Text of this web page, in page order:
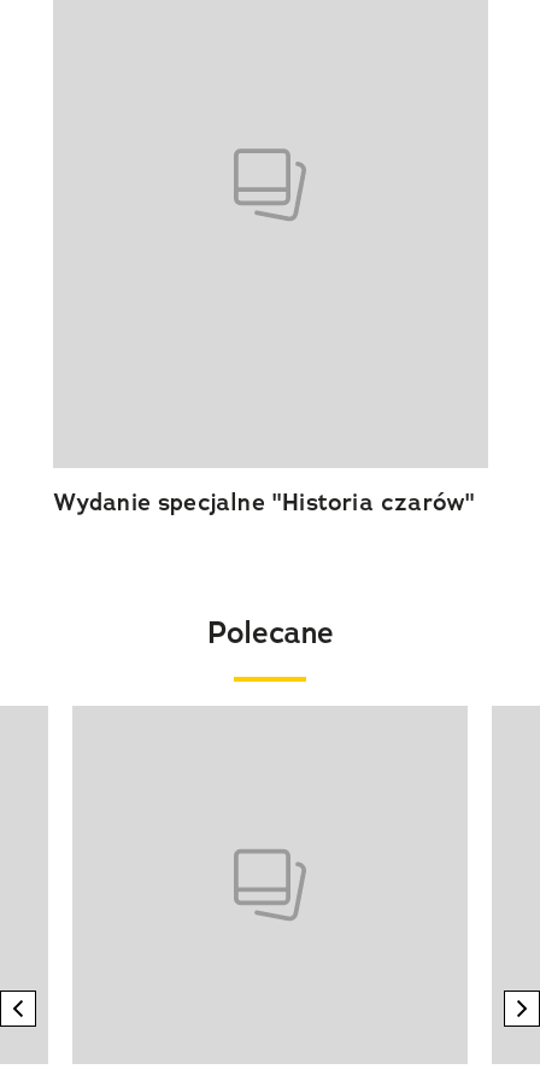
Wydanie specjalne "Historia czarów"
Polecane
previous element